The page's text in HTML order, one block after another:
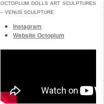
OCTOPLUM DOLLS ART SCULPTURES
– VENUS SCULPTURE
Instagram
Website Octoplum